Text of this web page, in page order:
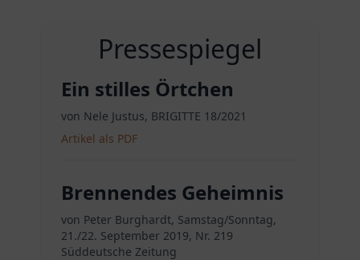
Pressespiegel
Ein stilles Örtchen
von Nele Justus, BRIGITTE 18/2021
Artikel als PDF
Brennendes Geheimnis
von Peter Burghardt, Samstag/Sonntag,
21./22. September 2019, Nr. 219
Süddeutsche Zeitung